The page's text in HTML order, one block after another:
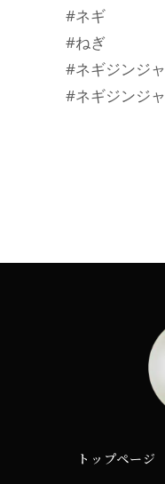
#ネギ
#ねぎ
#ネギジンジ
#ネギジンジ
トップページ